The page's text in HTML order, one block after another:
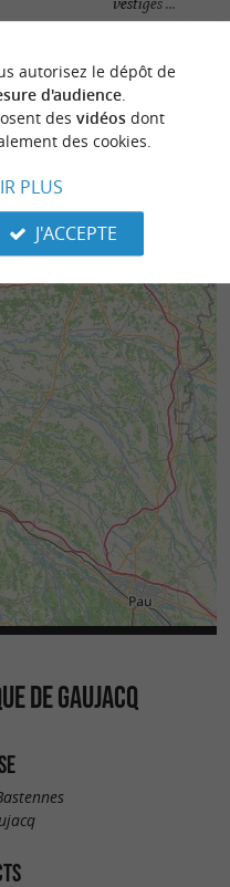
DE GAUJACQ
autorisez le dépôt de
d'audience.
des vidéosdont
des cookies.
PLUS
J'ACCEPTE